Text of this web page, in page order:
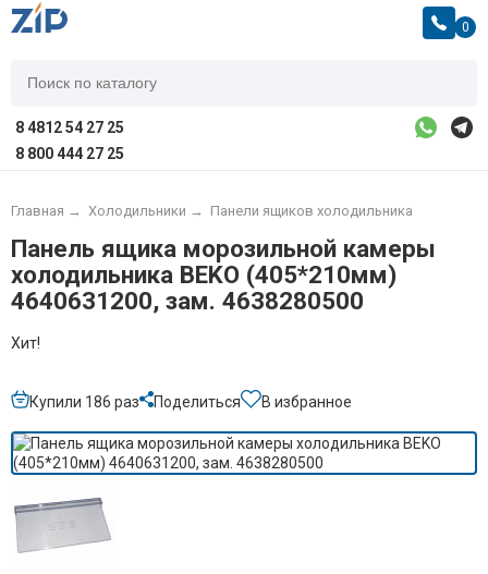
0
8 4812 54 27 25
8 800 444 27 25
Главная → Холодильники → Панели ящиков холодильника
Панель ящика морозильной камеры
холодильника BEKO (405*210мм)
4640631200, зам. 4638280500
Хит!
Купили 186 раз Поделиться В избранное